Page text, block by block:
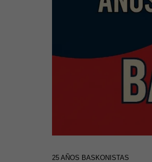
25 AÑOS BASKONISTAS